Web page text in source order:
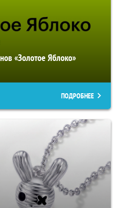
«Золотое Яблоко»
ПОДРОБНЕЕ